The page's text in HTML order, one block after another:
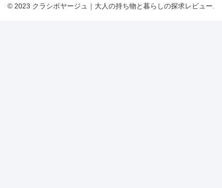
© 2023 クラシボヤージュ｜大人の持ち物と暮らしの探求レビュー.